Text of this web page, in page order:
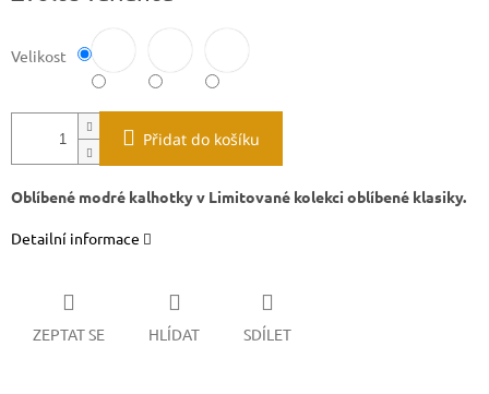
Velikost
Přidat do košíku
Oblíbené modré kalhotky v Limitované kolekci oblíbené klasiky.
Detailní informace
ZEPTAT SE HLÍDAT SDÍLET